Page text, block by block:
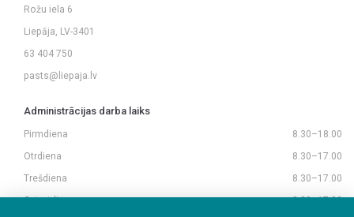
Rožu iela 6
Liepāja, LV-3401
63 404 750
pasts@liepaja.lv
Administrācijas darba laiks
Pirmdiena
8.30–18.00
Otrdiena
8.30–17.00
Trešdiena
8.30–17.00
Ceturtdiena
8.30–17.00